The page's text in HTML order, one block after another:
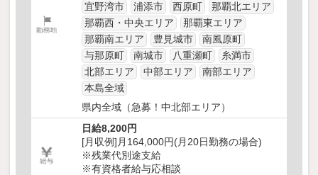
宜野湾市
浦添市 西原町
那覇北エリア
那覇西・中央エリア
那覇東エリア
那覇南エリア
豊見城市
南風原町
与那原町
南城市 八重瀬町
糸満市
北部エリア
中部エリア
南部エリア
本島全域
県内全域（急募！中北部エリア）
日給8,200円
[月収例]月164,000円(月20日勤務の場合)
※残業代別途支給
※有資格者給与応相談